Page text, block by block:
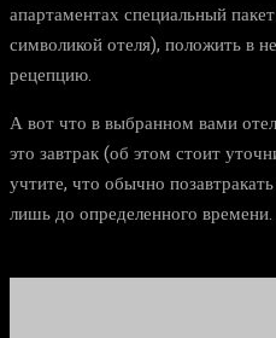
апартаментах специальный
символикой отеля), положить в
рецепцию.
А вот что в выбранном вами
это завтрак (об этом стоит
учтите, что обычно
лишь до определенного времени.